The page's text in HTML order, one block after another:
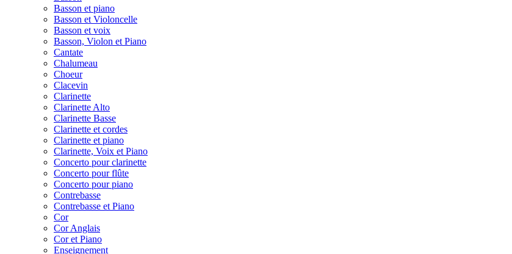
Basson et piano
Basson et Violoncelle
Basson et voix
Basson, Violon et Piano
Cantate
Chalumeau
Choeur
Clacevin
Clarinette
Clarinette Alto
Clarinette Basse
Clarinette et cordes
Clarinette et piano
Clarinette, Voix et Piano
Concerto pour clarinette
Concerto pour flûte
Concerto pour piano
Contrebasse
Contrebasse et Piano
Cor
Cor Anglais
Cor et Piano
Enseignement